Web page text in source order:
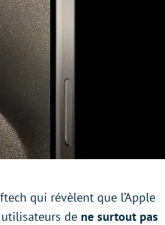
qui révèlent que l’Apple
de ne surtout pas